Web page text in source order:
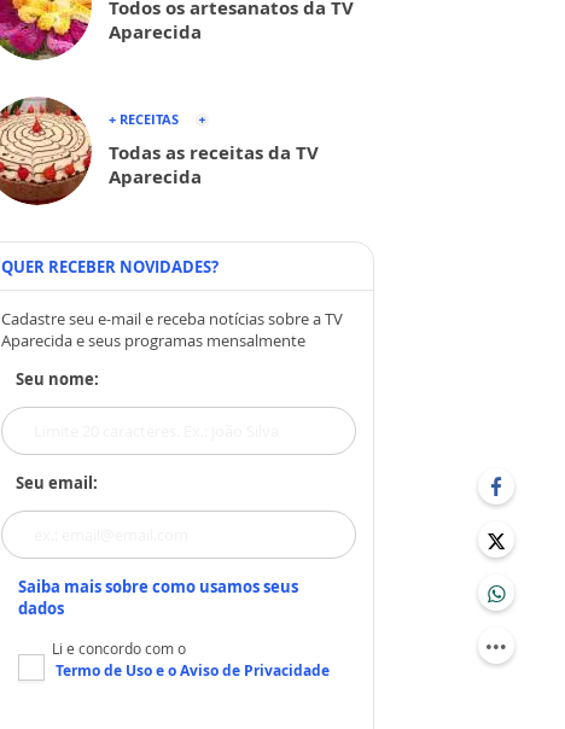
Todos os artesanatos da TV
Aparecida
+ RECEITAS
Todas as receitas da TV
Aparecida
QUER RECEBER NOVIDADES?
Cadastre seu e-mail e receba notícias sobre a TV
Aparecida e seus programas mensalmente
Seu nome:
Seu email:
Saiba mais sobre como usamos seus
dados
Li e concordo com o
Termo de Usoe oAviso de Privacidade